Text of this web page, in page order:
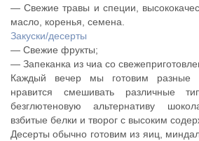
— Свежие травы и специи,
масло, коренья, семена.
Закуски/десерты
— Свежие фрукты;
— Запеканка из чиа со
Каждый вечер мы готовим разные
нравится смешивать различные
безглютеновую альтернативу
взбитые белки и творог с высоким
Десерты обычно готовим из яиц,